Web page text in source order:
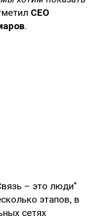
СЕО
.
– это люди"
этапов, в
сетях